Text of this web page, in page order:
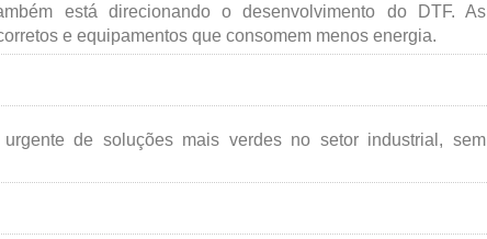
está direcionando o desenvolvimento do DTF. As
e equipamentos que consomem menos energia.
de soluções mais verdes no setor industrial, sem